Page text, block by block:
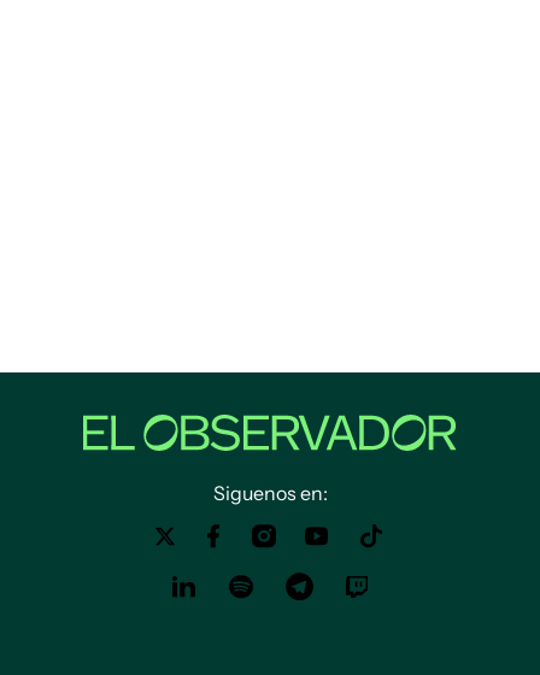
Siguenos en: